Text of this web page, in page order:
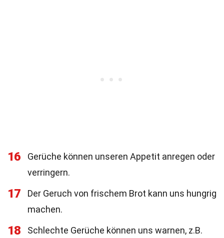
16
Gerüche können unseren Appetit anregen oder
verringern.
17
Der Geruch von frischem Brot kann uns hungrig
machen.
18
Schlechte Gerüche können uns warnen, z.B.